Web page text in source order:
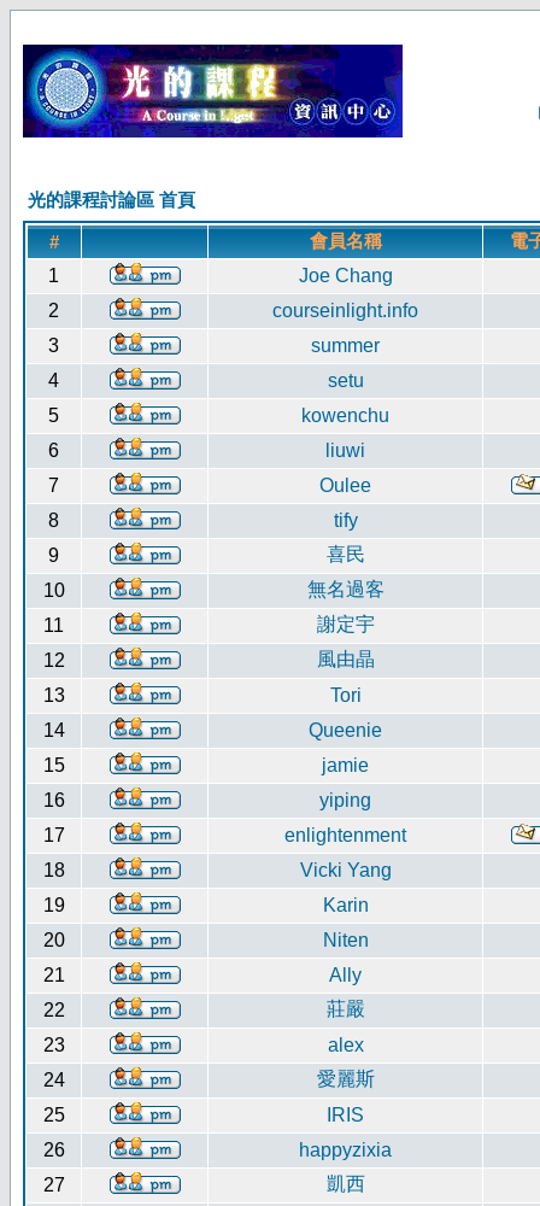
光的課程討論區 首頁
# 會員名稱
電
1
Joe Chang
2
courseinlight.info
3
summer
4
setu
5
kowenchu
6
liuwi
7
Oulee
8
tify
9
喜民
10
無名過客
11
謝定宇
12
風由晶
13
Tori
14
Queenie
15
jamie
16
yiping
17
enlightenment
18
Vicki Yang
19
Karin
20
Niten
21
Ally
22
莊嚴
23
alex
24
愛麗斯
25
IRIS
26
happyzixia
27
凱西